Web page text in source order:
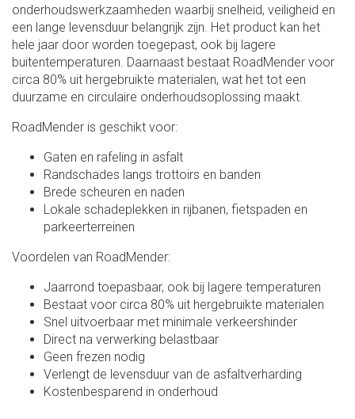
onderhoudswerkzaamheden waarbij snelheid, veiligheid en
een lange levensduur belangrijk zijn. Het product kan het
hele jaar door worden toegepast, ook bij lagere
buitentemperaturen. Daarnaast bestaat RoadMender voor
circa 80% uit hergebruikte materialen, wat het tot een
duurzame en circulaire onderhoudsoplossing maakt.
RoadMender is geschikt voor:
Gaten en rafeling in asfalt
Randschades langs trottoirs en banden
Brede scheuren en naden
Lokale schadeplekken in rijbanen, fietspaden en
parkeerterreinen
Voordelen van RoadMender:
Jaarrond toepasbaar, ook bij lagere temperaturen
Bestaat voor circa 80% uit hergebruikte materialen
Snel uitvoerbaar met minimale verkeershinder
Direct na verwerking belastbaar
Geen frezen nodig
Verlengt de levensduur van de asfaltverharding
Kostenbesparend in onderhoud